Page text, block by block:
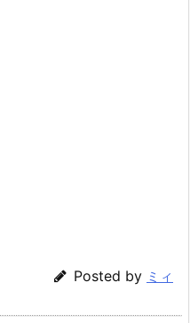
Posted by ミィ